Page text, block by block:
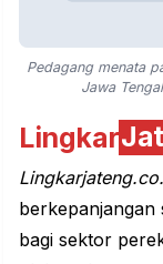
Pedagang menata
Jawa
Lingkar
berkepanjangan
bagi sektor